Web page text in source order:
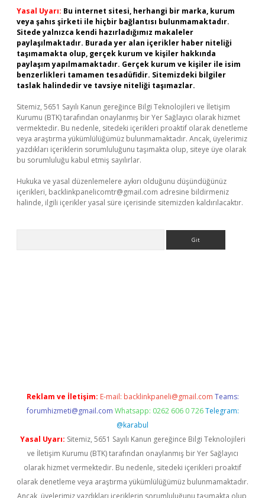
Yasal Uyarı: Bu internet sitesi, herhangi bir marka, kurum
veya şahıs şirketi ile hiçbir bağlantısı bulunmamaktadır.
Sitede yalnızca kendi hazırladığımız makaleler
paylaşılmaktadır. Burada yer alan içerikler haber niteliği
taşımamakta olup, gerçek kurum ve kişiler hakkında
paylaşım yapılmamaktadır. Gerçek kurum ve kişiler ile isim
benzerlikleri tamamen tesadüfidir. Sitemizdeki bilgiler
taslak halindedir ve tavsiye niteliği taşımazlar.
Sitemiz, 5651 Sayılı Kanun gereğince Bilgi Teknolojileri ve İletişim
Kurumu (BTK) tarafından onaylanmış bir Yer Sağlayıcı olarak hizmet
vermektedir. Bu nedenle, sitedeki içerikleri proaktif olarak denetleme
veya araştırma yükümlülüğümüz bulunmamaktadır. Ancak, üyelerimiz
yazdıkları içeriklerin sorumluluğunu taşımakta olup, siteye üye olarak
bu sorumluluğu kabul etmiş sayılırlar.
Hukuka ve yasal düzenlemelere aykırı olduğunu düşündüğünüz
içerikleri, backlinkpanelicomtr@gmail.com adresine bildirmeniz
halinde, ilgili içerikler yasal süre içerisinde sitemizden kaldırılacaktır.
Reklam ve İletişim: E-mail: backlinkpaneli@gmail.com Teams:
forumhizmeti@gmail.com Whatsapp: 0262 606 0 726 Telegram:
@karabul
Yasal Uyarı: Sitemiz, 5651 Sayılı Kanun gereğince Bilgi Teknolojileri
ve İletişim Kurumu (BTK) tarafından onaylanmış bir Yer Sağlayıcı
olarak hizmet vermektedir. Bu nedenle, sitedeki içerikleri proaktif
olarak denetleme veya araştırma yükümlülüğümüz bulunmamaktadır.
Ancak, üyelerimiz yazdıkları içeriklerin sorumluluğunu taşımakta olup,